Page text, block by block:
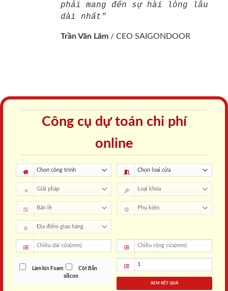
phải mang đến sự hài lòng lâu
dài nhất"
Trần Văn Lãm / CEO SAIGONDOOR
Công cụ dự toán chi phí
online
Làm kín Foam
Cột Bắn
silicon
XEM KẾT QUẢ